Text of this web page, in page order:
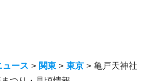
ュース > 関東 >東京 >亀戸天神社